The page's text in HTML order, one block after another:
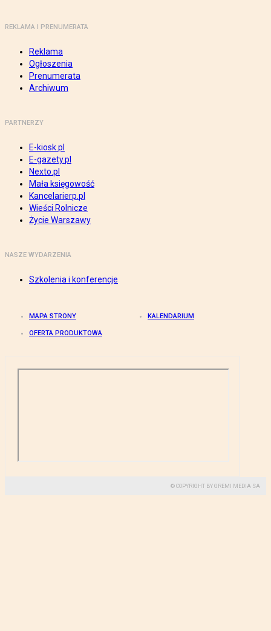
REKLAMA I PRENUMERATA
Reklama
Ogłoszenia
Prenumerata
Archiwum
PARTNERZY
E-kiosk.pl
E-gazety.pl
Nexto.pl
Mała księgowość
Kancelarierp.pl
Wieści Rolnicze
Życie Warszawy
NASZE WYDARZENIA
Szkolenia i konferencje
MAPA STRONY KALENDARIUM
OFERTA PRODUKTOWA
© COPYRIGHT BY GREMI MEDIA SA